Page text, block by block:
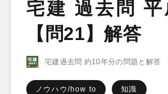
宅建 過去問 平
【問21】解答
宅建過去問 約10年分の問題と解答
ノウハウ/how to 知識